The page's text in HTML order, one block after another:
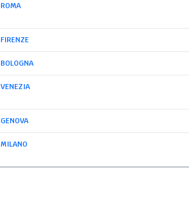
ROMA
FIRENZE
BOLOGNA
VENEZIA
GENOVA
MILANO